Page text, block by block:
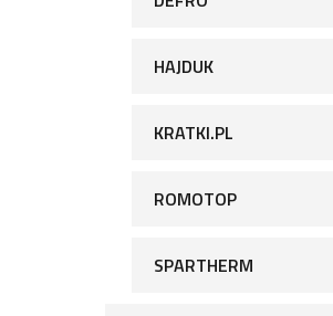
HAJDUK
KRATKI.PL
ROMOTOP
SPARTHERM